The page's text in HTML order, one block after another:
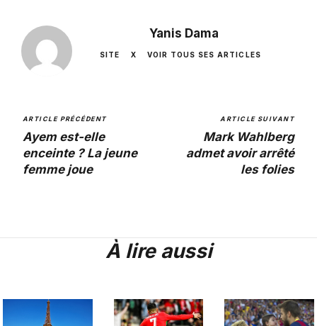
Yanis Dama
SITE X VOIR TOUS SES ARTICLES
ARTICLE PRÉCÉDENT
Ayem est-elle
enceinte ? La jeune
femme joue
ARTICLE SUIVANT
Mark Wahlberg
admet avoir arrêté
les folies
À lire aussi